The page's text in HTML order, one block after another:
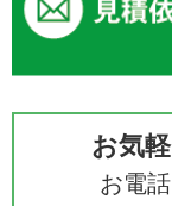
お気
お電